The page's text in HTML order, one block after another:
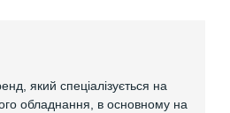
який спеціалізується на
обладнання, в основному на